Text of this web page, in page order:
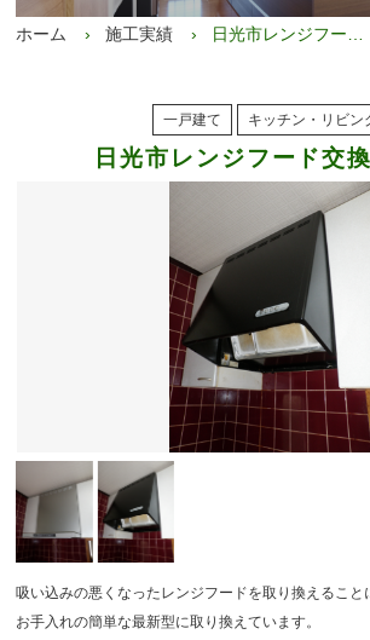
ホーム 施工実績 日光市レンジフード交換｜I様邸
一戸建て キッチン・リビン
日光市レンジフード交
吸い込みの悪くなったレンジフードを取り換えること
お手入れの簡単な最新型に取り換えています。